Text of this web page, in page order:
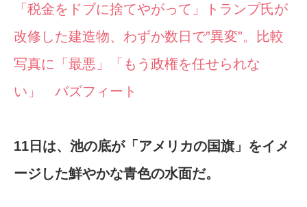
「税金をドブに捨てやがって」トランプ氏が
改修した建造物、わずか数日で”異変”。比較
写真に「最悪」「もう政権を任せられな
い」 バズフィート
11日は、池の底が「アメリカの国旗」をイメ
ージした鮮やかな青色の水面だ。